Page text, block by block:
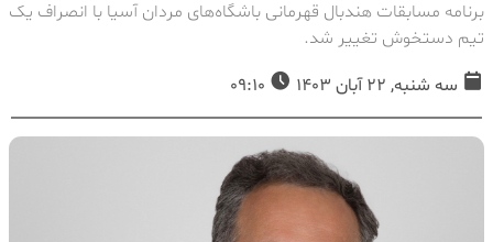
برنامه مسابقات هندبال قهرمانی باشگاه‌های مردان آسیا با انصراف یک
تیم دستخوش تغییر شد.
سه شنبه, 22 آبان 1403